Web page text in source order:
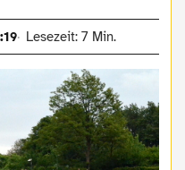
Lesezeit: 7 Min.